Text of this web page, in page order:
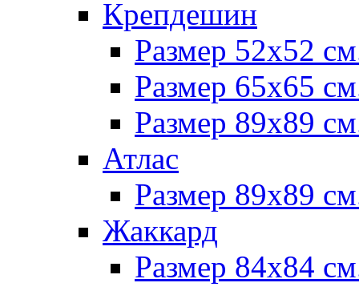
Крепдешин
Размер 52х52
Размер 65х65
Размер 89х89
Атлас
Размер 89х89
Жаккард
Размер 84х84